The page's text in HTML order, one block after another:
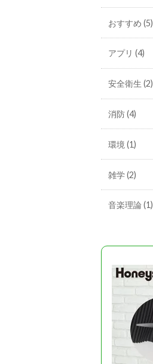
おすすめ (5)
アプリ (4)
安全衛生 (2)
消防(4)
環境 (1)
雑学(2)
音楽理論(1)